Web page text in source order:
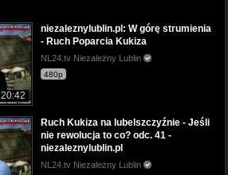
20:42
niezaleznylublin.pl: W górę strumienia
- Ruch Poparcia Kukiza
NL24.tv Niezależny Lublin
480p
Ruch Kukiza na lubelszczyźnie - Jeśli
nie rewolucja to co? odc. 41 -
niezaleznylublin.pl
NL24.tv Niezależny Lublin